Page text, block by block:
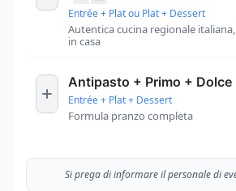
Entrée + Plat ou Plat + Dessert
Autentica cucina regionale
in casa
Antipasto + Primo + Dolce
Entrée + Plat + Dessert
Formula pranzo completa
Si prega di informare il personale di